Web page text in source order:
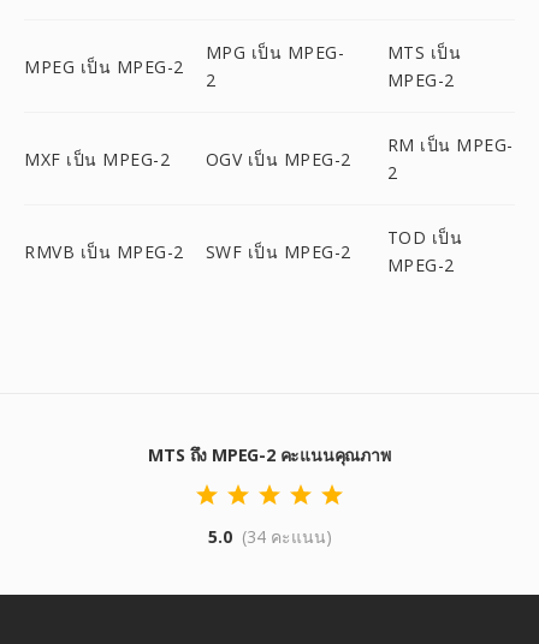
MPEG เป็น MPEG-2
MPG เป็น MPEG-
2
MTS เป็น
MPEG-2
MXF เป็น MPEG-2 OGV เป็น MPEG-2
RM เป็น MPEG-
2
RMVB เป็น MPEG-2 SWF เป็น MPEG-2
TOD เป็น
MPEG-2
MTS ถึง MPEG-2 คะแนนคุณภาพ
5.0 (34 คะแนน)